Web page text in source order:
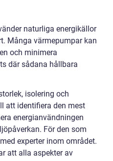
naturliga energikällor
Många värmepumpar kan
och minimera
där sådana hållbara
isolering och
att identifiera den mest
energianvändningen
För den som
experter inom området.
att alla aspekter av